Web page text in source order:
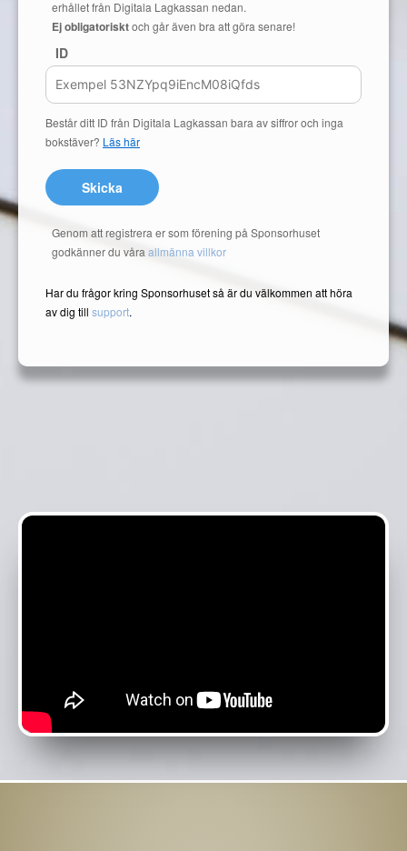
erhållet från Digitala Lagkassan nedan.
Ej obligatorisktoch går även bra att göra senare!
ID
Består ditt ID från Digitala Lagkassan bara av siffror och inga
bokstäver? Läs här
Skicka
Genom att registrera er som förening på Sponsorhuset
godkänner du våra allmänna villkor
Har du frågor kring Sponsorhuset så är du välkommen att höra
av dig till support.